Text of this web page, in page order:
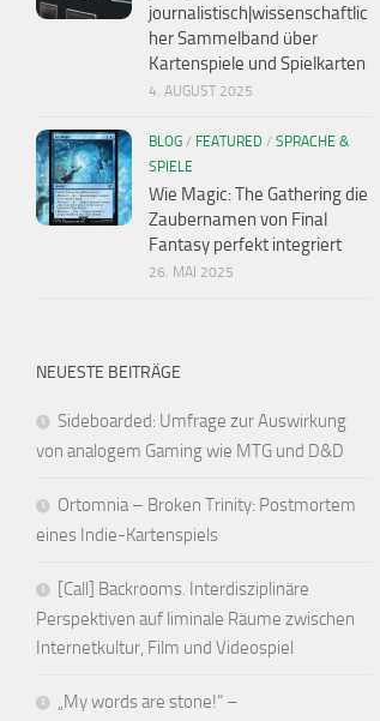
journalistisch|wissenschaftlic
her Sammelband über
Kartenspiele und Spielkarten
4. AUGUST 2025
BLOG / FEATURED / SPRACHE &
SPIELE
Wie Magic: The Gathering die
Zaubernamen von Final
Fantasy perfekt integriert
26. MAI 2025
NEUESTE BEITRÄGE
Sideboarded: Umfrage zur Auswirkung
von analogem Gaming wie MTG und D&D
Ortomnia – Broken Trinity: Postmortem
eines Indie-Kartenspiels
[Call] Backrooms. Interdisziplinäre
Perspektiven auf liminale Räume zwischen
Internetkultur, Film und Videospiel
„My words are stone!“ –